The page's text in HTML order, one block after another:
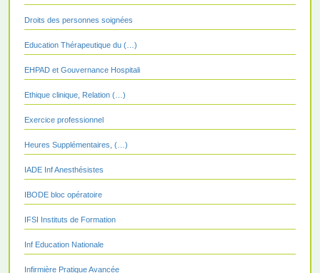
Droits des personnes soignées
Education Thérapeutique du (…)
EHPAD et Gouvernance Hospitali
Ethique clinique, Relation (…)
Exercice professionnel
Heures Supplémentaires, (…)
IADE Inf Anesthésistes
IBODE bloc opératoire
IFSI Instituts de Formation
Inf Education Nationale
Infirmière Pratique Avancée